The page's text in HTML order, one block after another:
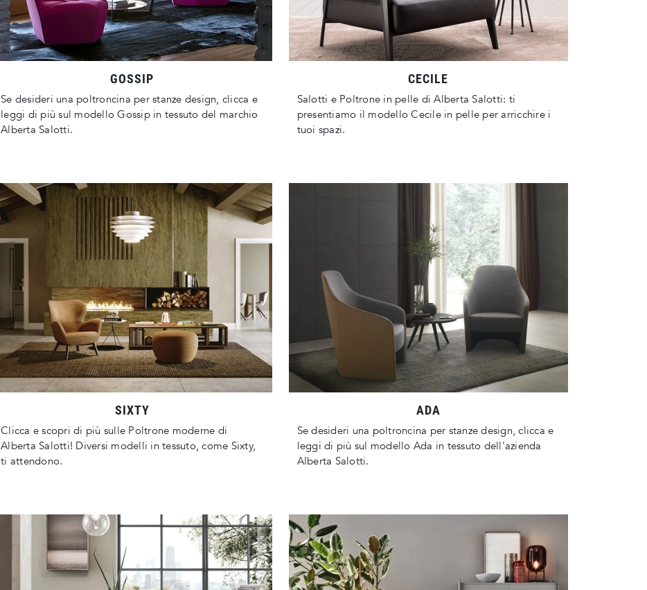
GOSSIP
Se desideri una poltroncina per stanze design, clicca e
leggi di più sul modello Gossip in tessuto del marchio
Alberta Salotti.
CECILE
Salotti e Poltrone in pelle di Alberta Salotti: ti
presentiamo il modello Cecile in pelle per arricchire i
tuoi spazi.
SIXTY
Clicca e scopri di più sulle Poltrone moderne di
Alberta Salotti! Diversi modelli in tessuto, come Sixty,
ti attendono.
ADA
Se desideri una poltroncina per stanze design, clicca e
leggi di più sul modello Ada in tessuto dell'azienda
Alberta Salotti.